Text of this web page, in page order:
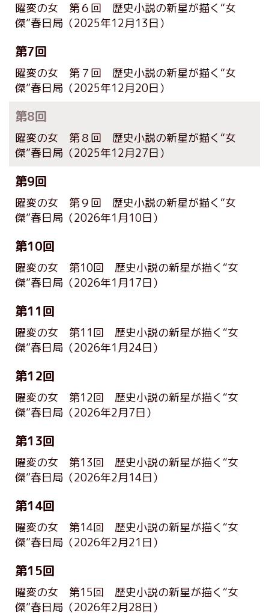
曜変の女 第６回 歴史小説の新星が描く“女
傑”春日局 （2025年12月13日）
第7回
曜変の女 第７回 歴史小説の新星が描く“女
傑”春日局 （2025年12月20日）
第8回
曜変の女 第８回 歴史小説の新星が描く“女
傑”春日局 （2025年12月27日）
第9回
曜変の女 第９回 歴史小説の新星が描く“女
傑”春日局 （2026年1月10日）
第10回
曜変の女 第10回 歴史小説の新星が描く“女
傑”春日局 （2026年1月17日）
第11回
曜変の女 第11回 歴史小説の新星が描く“女
傑”春日局 （2026年1月24日）
第12回
曜変の女 第12回 歴史小説の新星が描く“女
傑”春日局 （2026年2月7日）
第13回
曜変の女 第13回 歴史小説の新星が描く“女
傑”春日局 （2026年2月14日）
第14回
曜変の女 第14回 歴史小説の新星が描く“女
傑”春日局 （2026年2月21日）
第15回
曜変の女 第15回 歴史小説の新星が描く“女
傑”春日局 （2026年2月28日）